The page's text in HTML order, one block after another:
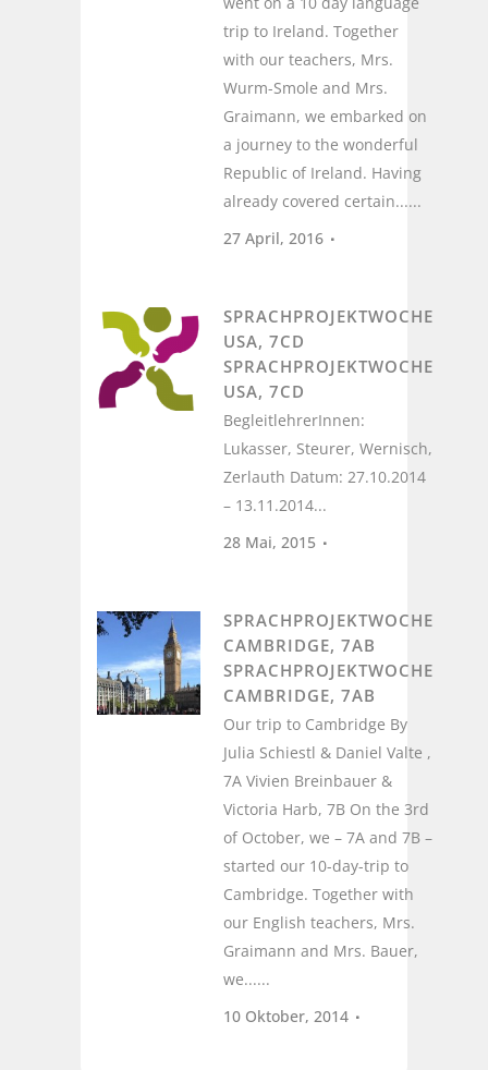
trip to Ireland. Together
with our teachers, Mrs.
Wurm-Smole and Mrs.
Graimann, we embarked on
a journey to the wonderful
Republic of Ireland. Having
already covered certain......
27 April, 2016
SPRACHPROJEKTWOCHE
USA, 7CD
SPRACHPROJEKTWOCHE
USA, 7CD
BegleitlehrerInnen:
Lukasser, Steurer, Wernisch,
Zerlauth Datum: 27.10.2014
– 13.11.2014...
28 Mai, 2015
SPRACHPROJEKTWOCHE
CAMBRIDGE, 7AB
SPRACHPROJEKTWOCHE
CAMBRIDGE, 7AB
Our trip to Cambridge By
Julia Schiestl & Daniel Valte ,
7A Vivien Breinbauer &
Victoria Harb, 7B On the 3rd
of October, we – 7A and 7B –
started our 10-day-trip to
Cambridge. Together with
our English teachers, Mrs.
Graimann and Mrs. Bauer,
we......
10 Oktober, 2014